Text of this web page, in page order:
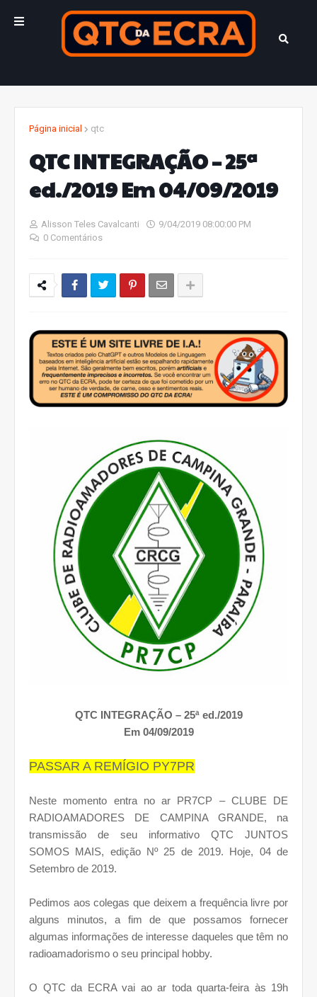
Página inicial qtc
QTC INTEGRAÇÃO – 25ª
ed./2019 Em 04/09/2019
Alisson Teles Cavalcanti
9/04/2019 08:00:00 PM
0 Comentários
QTC INTEGRAÇÃO – 25ª ed./2019
Em 04/09/2019
PASSAR A REMÍGIO PY7PR
Neste momento entra no ar PR7CP – CLUBE DE
RADIOAMADORES DE CAMPINA GRANDE, na
transmissão de seu informativo QTC JUNTOS
SOMOS MAIS, edição Nº 25 de 2019. Hoje, 04 de
Setembro de 2019.
Pedimos aos colegas que deixem a frequência livre por
alguns minutos, a fim de que possamos fornecer
algumas informações de interesse daqueles que têm no
radioamadorismo o seu principal hobby.
O QTC da ECRA vai ao ar toda quarta-feira às 19h